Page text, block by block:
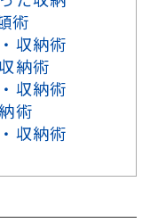
術
収納術
納術
収納術
術
収納術